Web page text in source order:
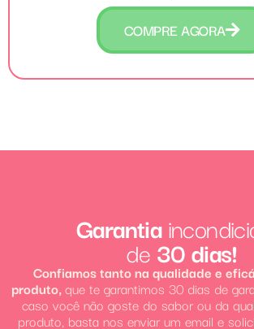
COMPRE AGORA
Garantia
de30 dias!
Confiamos tanto na qualidade e
produto,que te garantimos 30 dias de
caso você não goste do sabor ou da
produto, basta nos enviar um email e